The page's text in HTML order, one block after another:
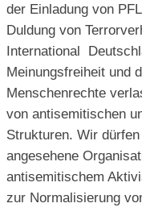
der Einladung von
Duldung von
International
Meinungsfreiheit und
Menschenrechte
von antisemitischen
Strukturen. Wir
angesehene
antisemitischem
zur Normalisierung